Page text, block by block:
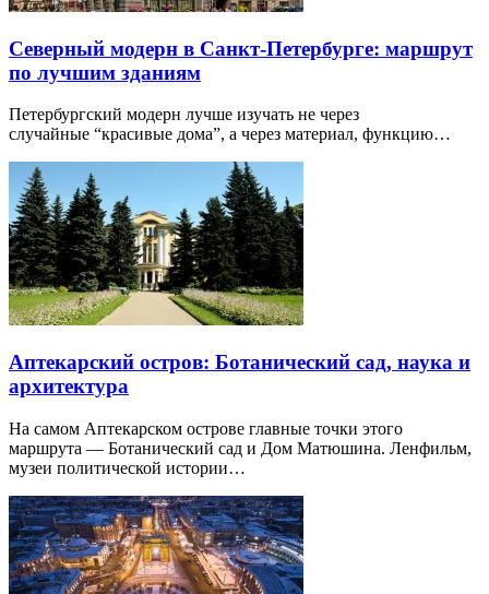
Северный модерн в Санкт-Петербурге: маршрут
по лучшим зданиям
Петербургский модерн лучше изучать не через
случайные “красивые дома”, а через материал, функцию…
Аптекарский остров: Ботанический сад, наука и
архитектура
На самом Аптекарском острове главные точки этого
маршрута — Ботанический сад и Дом Матюшина. Ленфильм,
музеи политической истории…